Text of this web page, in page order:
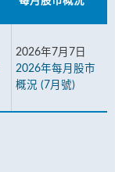
2026年7月7日
2026年每月股市
概況 (7月號)